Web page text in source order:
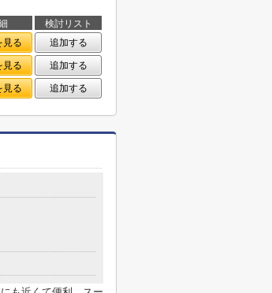
検討リスト
見る
追加する
見る
追加する
見る 追加する